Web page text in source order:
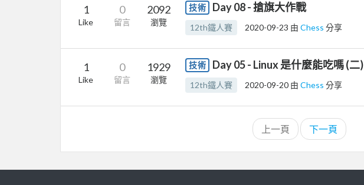
1
Like
0
留言
2092
瀏覽
技術 Day 08 - 搶旗大作戰
12th鐵人賽 2020-09-23 由 Chess 分享
1
Like
0
留言
1929
瀏覽
技術 Day 05 - Linux 是什麼能吃嗎 (二)
12th鐵人賽 2020-09-20 由 Chess 分享
上一頁 下一頁